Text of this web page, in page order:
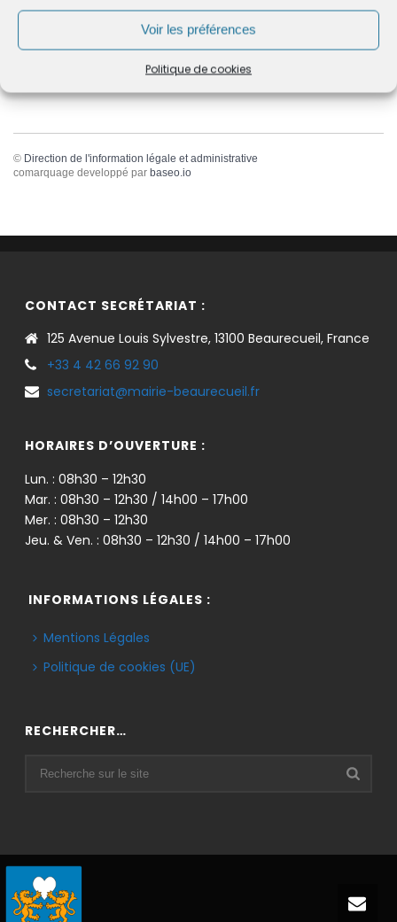
Voir les préférences
Politique de cookies
Fondation d'entreprise
Fondation reconnue d'utilité publique (FRUP)
Fonds de dotation
Subventions versées aux associations
© Direction de l'information légale et administrative
comarquage developpé par baseo.io
CONTACT SECRÉTARIAT :
125 Avenue Louis Sylvestre, 13100 Beaurecueil, France
+33 4 42 66 92 90
secretariat@mairie-beaurecueil.fr
HORAIRES D’OUVERTURE :
Lun. : 08h30 – 12h30
Mar. : 08h30 – 12h30 / 14h00 – 17h00
Mer. : 08h30 – 12h30
Jeu. & Ven. : 08h30 – 12h30 / 14h00 – 17h00
INFORMATIONS LÉGALES :
Mentions Légales
Politique de cookies (UE)
RECHERCHER…